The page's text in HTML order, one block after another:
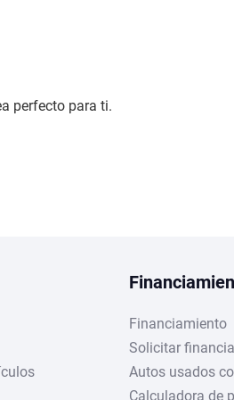
perfecto para ti.
Financiamiento
Solicitar
Autos usados
Calculadora de